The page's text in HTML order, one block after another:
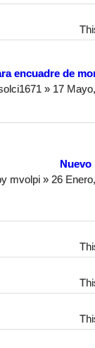
encuadre de
» 17
mvolpi» 26